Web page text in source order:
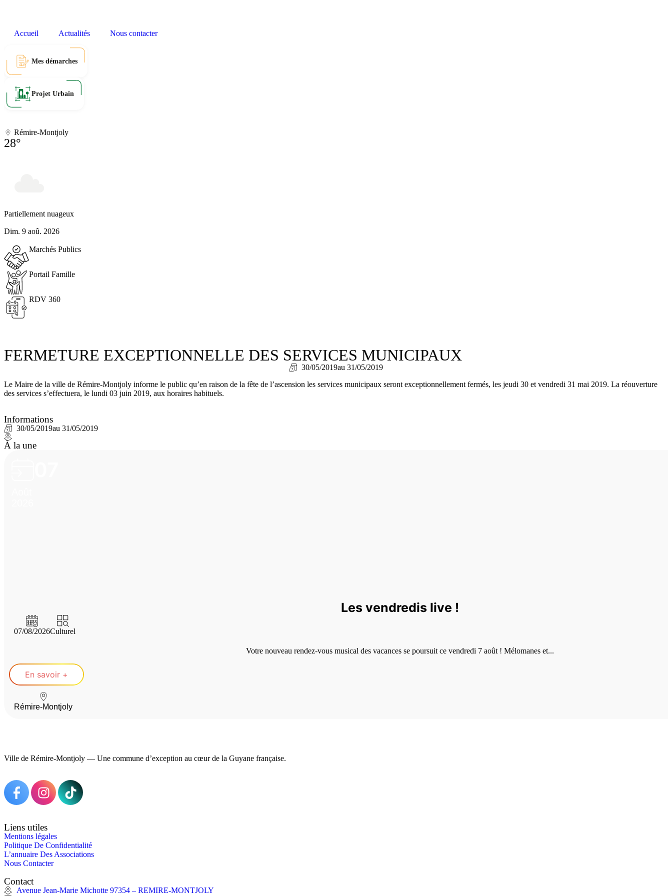
Accueil Actualités Nous contacter
Mes démarches
Projet Urbain
Rémire-Montjoly
28°
Partiellement nuageux
Dim. 9 aoû. 2026
Marchés Publics
Portail Famille
RDV 360
FERMETURE EXCEPTIONNELLE DES SERVICES MUNICIPAUX
30/05/2019au 31/05/2019
Le Maire de la ville de Rémire-Montjoly informe le public qu’en raison de la fête de l’ascension les services municipaux seront exceptionnellement fermés, les jeudi 30 et vendredi 31 mai 2019. La réouverture
des services s’effectuera, le lundi 03 juin 2019, aux horaires habituels.
Informations
30/05/2019au 31/05/2019
À la une
Les vendredis live !
07/08/2026Culturel
Votre nouveau rendez-vous musical des vacances se poursuit ce vendredi 7 août ! Mélomanes et...
En savoir +
Rémire-Montjoly
Ville de Rémire-Montjoly — Une commune d’exception au cœur de la Guyane française.
Liens utiles
Mentions légales
Politique De Confidentialité
L’annuaire Des Associations
Nous Contacter
Contact
Avenue Jean-Marie Michotte 97354 – REMIRE-MONTJOLY